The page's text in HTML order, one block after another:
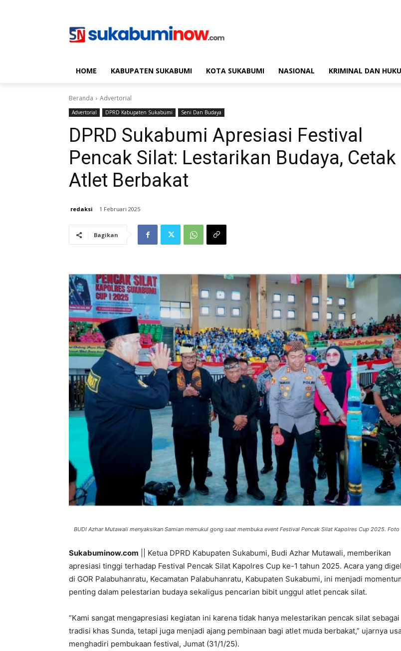
HOME KABUPATEN SUKABUMI KOTA SUKABUMI NASIONAL KRIMINAL DAN
Beranda Advertorial
Advertorial DPRD Kabupaten Sukabumi Seni Dan Budaya
DPRD Sukabumi Apresiasi Festival
Pencak Silat: Lestarikan Budaya, Cetak
Atlet Berbakat
redaksi 1 Februari 2025
Bagikan
BUDI Azhar Mutawali menyaksikan Samian memukul gong saat membuka event Festival Pencak Silat Kapolres Cup 2025. Foto
Sukabuminow.com || Ketua DPRD Kabupaten Sukabumi, Budi Azhar Mutawali, memberikan
apresiasi tinggi terhadap Festival Pencak Silat Kapolres Cup ke-1 tahun 2025. Acara yang
di GOR Palabuhanratu, Kecamatan Palabuhanratu, Kabupaten Sukabumi, ini menjadi
penting dalam pelestarian budaya sekaligus pencarian bibit unggul atlet pencak silat.
“Kami sangat mengapresiasi kegiatan ini karena tidak hanya melestarikan pencak silat sebagai
tradisi khas Sunda, tetapi juga menjadi ajang pembinaan bagi atlet muda berbakat,” ujarnya
menghadiri pembukaan festival, Jumat (31/1/25).